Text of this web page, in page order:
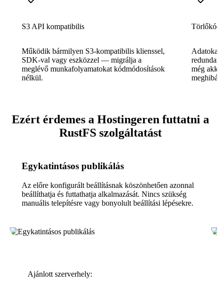
S3 API kompatibilis
Működik bármilyen S3-kompatibilis klienssel,
SDK-val vagy eszközzel — migrálja a
meglévő munkafolyamatokat kódmódosítások
nélkül.
még
Ezért érdemes a Hostingeren futtatni a
RustFS szolgáltatást
Egykatintásos publikálás
Az előre konfigurált beállításnak köszönhetően azonnal
beállíthatja és futtathatja alkalmazását. Nincs szükség
manuális telepítésre vagy bonyolult beállítási lépésekre.
Ajánlott szerverhely: